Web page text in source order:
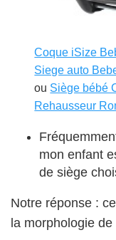
Coque iSize
Siege auto
ou Siège bébé
Rehausseur
mon enfant
de siège
Notre réponse :
la morphologie